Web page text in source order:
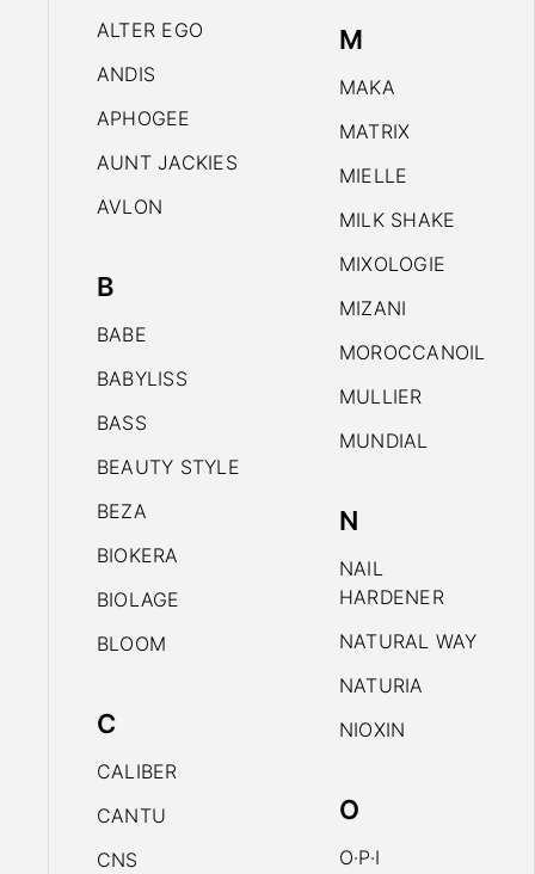
ALTER EGO
ANDIS
APHOGEE
AUNT JACKIES
AVLON
B
BABE
BABYLISS
BASS
BEAUTY STYLE
BEZA
BIOKERA
BIOLAGE
BLOOM
C
CALIBER
CANTU
CNS
M
MAKA
MATRIX
MIELLE
MILK SHAKE
MIXOLOGIE
MIZANI
MOROCCANOIL
MULLIER
MUNDIAL
N
NAIL
HARDENER
NATURAL WAY
NATURIA
NIOXIN
O
O·P·I